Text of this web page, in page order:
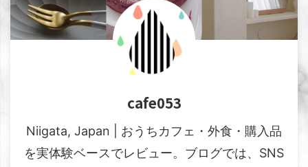
cafe053
Niigata, Japan | おうちカフェ・外食・購入品
を実体験ベースでレビュー。ブログでは、SNS